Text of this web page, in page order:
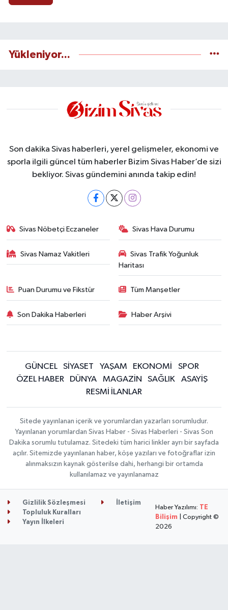
Yükleniyor...
Son dakika Sivas haberleri, yerel gelişmeler, ekonomi ve
sporla ilgili güncel tüm haberler Bizim Sivas Haber’de sizi
bekliyor. Sivas gündemini anında takip edin!
Sivas Nöbetçi Eczaneler Sivas Hava Durumu
Sivas Namaz Vakitleri
Sivas Trafik Yoğunluk
Haritası
Puan Durumu ve Fikstür Tüm Manşetler
Son Dakika Haberleri Haber Arşivi
GÜNCEL SİYASET YAŞAM EKONOMİ
SPOR
ÖZEL HABER
DÜNYA MAGAZİN SAĞLIK
ASAYİŞ
RESMİ İLANLAR
Sitede yayınlanan içerik ve yorumlardan yazarları sorumludur.
Yayınlanan yorumlardan Sivas Haber - Sivas Haberleri - Sivas Son
Dakika sorumlu tutulamaz. Sitedeki tüm harici linkler ayrı bir sayfada
açılır. Sitemizde yayınlanan haber, köşe yazıları ve fotoğraflar izin
alınmaksızın kaynak gösterilse dahi, herhangi bir ortamda
kullanılamaz ve yayınlanamaz
Gizlilik Sözleşmesi
İletişim
Topluluk Kuralları
Yayın İlkeleri
Haber Yazılımı: TE
Bilişim | Copyright ©
2026